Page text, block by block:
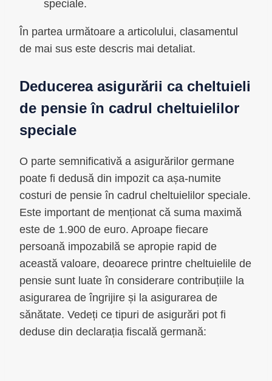
speciale.
În partea următoare a articolului, clasamentul
de mai sus este descris mai detaliat.
Deducerea asigurării ca cheltuieli
de pensie în cadrul cheltuielilor
speciale
O parte semnificativă a asigurărilor germane
poate fi dedusă din impozit ca așa-numite
costuri de pensie în cadrul cheltuielilor speciale.
Este important de menționat că suma maximă
este de 1.900 de euro. Aproape fiecare
persoană impozabilă se apropie rapid de
această valoare, deoarece printre cheltuielile de
pensie sunt luate în considerare contribuțiile la
asigurarea de îngrijire și la asigurarea de
sănătate. Vedeți ce tipuri de asigurări pot fi
deduse din declarația fiscală germană: